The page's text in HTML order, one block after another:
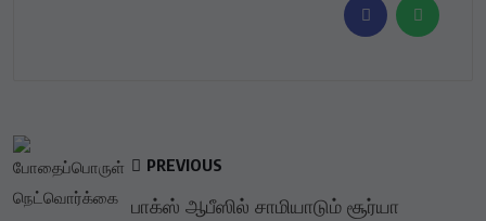
PREVIOUS
பாக்ஸ் ஆபீஸில் சாமியாடும் சூர்யா